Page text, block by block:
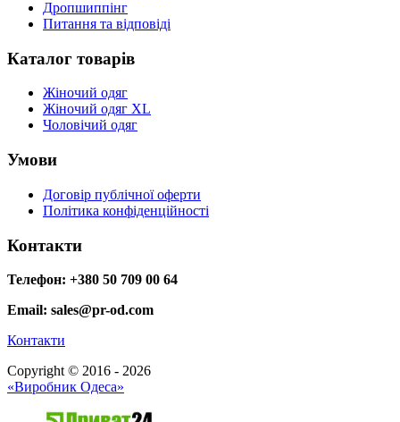
Дропшиппінг
Питання та відповіді
Каталог товарів
Жіночий одяг
Жіночий одяг XL
Чоловічий одяг
Умови
Договір публічної оферти
Політика конфіденційності
Контакти
Телефон: +380 50 709 00 64
Email: sales@pr-od.com
Контакти
Copyright © 2016 - 2026
«Виробник Одеса»